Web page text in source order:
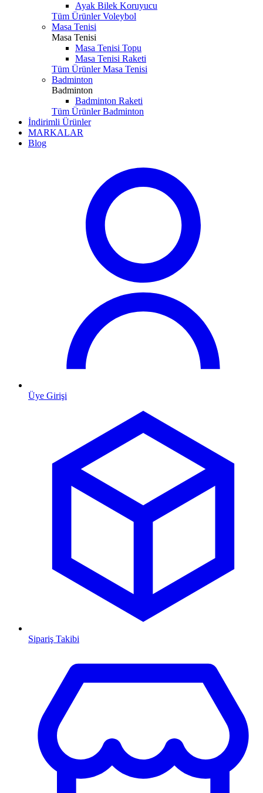
Ayak Bilek Koruyucu
Tüm Ürünler Voleybol
Masa Tenisi
Masa Tenisi
Masa Tenisi Topu
Masa Tenisi Raketi
Tüm Ürünler Masa Tenisi
Badminton
Badminton
Badminton Raketi
Tüm Ürünler Badminton
İndirimli Ürünler
MARKALAR
Blog
Üye Girişi
Sipariş Takibi